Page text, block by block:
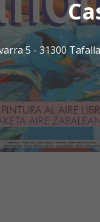
5 - 31300 Tafalla